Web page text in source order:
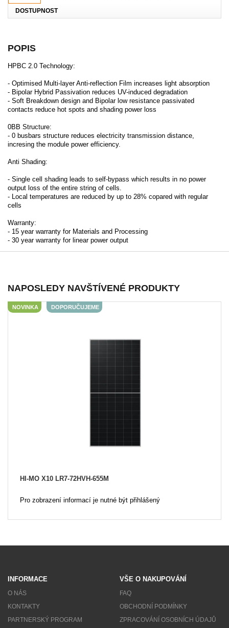
DOSTUPNOST
POPIS
HPBC 2.0 Technology:
- Optimised Multi-layer Anti-reflection Film increases light absorption
- Bipolar Hybrid Passivation reduces UV-induced degradation
- Soft Breakdown design and Bipolar low resistance passivated
contacts reduce hot spots and shading power loss
0BB Structure:
- 0 busbars structure reduces electricity transmission distance,
incresing the module power efficiency.
Anti Shading:
- Single cell shading leads to self-bypass which results in no power
output loss of the entire string of cells.
- Local temperatures are reduced by up to 28% copared with regular
cells
Warranty:
- 15 year warranty for Materials and Processing
- 30 year warranty for linear power output
NAPOSLEDY NAVŠTÍVENÉ PRODUKTY
NOVINKA DOPORUČUJEME
HI-MO X10 LR7-72HVH-655M
Pro zobrazení informací je nutné být přihlášený
INFORMACE
O NÁS
KONTAKTY
PARTNERSKÝ PROGRAM
VŠE O NAKUPOVÁNÍ
FAQ
OBCHODNÍ PODMÍNKY
ZPRACOVÁNÍ OSOBNÍCH ÚDAJŮ